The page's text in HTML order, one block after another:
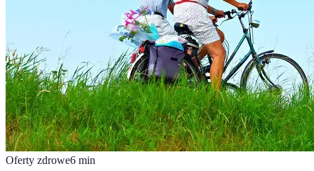
Oferty zdrowe6 min